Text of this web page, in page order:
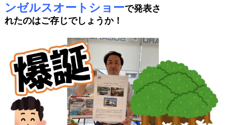
ンゼルスオートショーで発表さ
れたのはご存じでしょうか！